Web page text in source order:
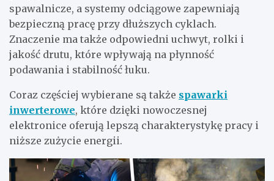
spawalnicze, a systemy odciągowe zapewniają
bezpieczną pracę przy dłuższych cyklach.
Znaczenie ma także odpowiedni uchwyt, rolki i
jakość drutu, które wpływają na płynność
podawania i stabilność łuku.
Coraz częściej wybierane są także spawarki
inwerterowe, które dzięki nowoczesnej
elektronice oferują lepszą charakterystykę pracy i
niższe zużycie energii.